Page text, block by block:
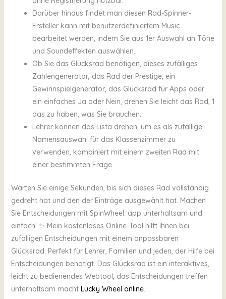
Darüber hinaus findet man diesen Rad-Spinner-
Ersteller kann mit benutzerdefiniertem Music
bearbeitet werden, indem Sie aus 1er Auswahl an Töne
und Soundeffekten auswählen.
Ob Sie das Glücksrad benötigen, dieses zufälliges
Zahlengenerator, das Rad der Prestige, ein
Gewinnspielgenerator, das Glücksrad für Apps oder
ein einfaches Ja oder Nein, drehen Sie leicht das Rad, 1
das zu haben, was Sie brauchen.
Lehrer können das Lista drehen, um es als zufällige
Namensauswahl für das Klassenzimmer zu
verwenden, kombiniert mit einem zweiten Rad mit
einer bestimmten Frage.
Warten Sie einige Sekunden, bis sich dieses Rad vollständig
gedreht hat und den der Einträge ausgewählt hat. Machen
Sie Entscheidungen mit SpinWheel. app unterhaltsam und
einfach! ✨ Mein kostenloses Online-Tool hilft Ihnen bei
zufälligen Entscheidungen mit einem anpassbaren
Glücksrad. Perfekt für Lehrer, Familien und jeden, der Hilfe bei
Entscheidungen benötigt. Das Glücksrad ist ein interaktives,
leicht zu bedienendes Webtool, das Entscheidungen treffen
unterhaltsam macht Lucky Wheel online.